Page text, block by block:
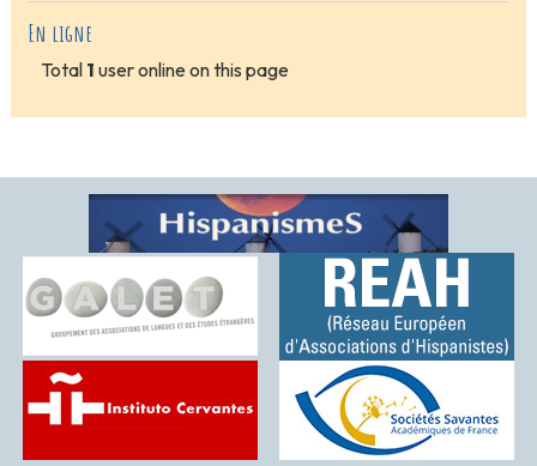
En ligne
Total 1 user online on this page